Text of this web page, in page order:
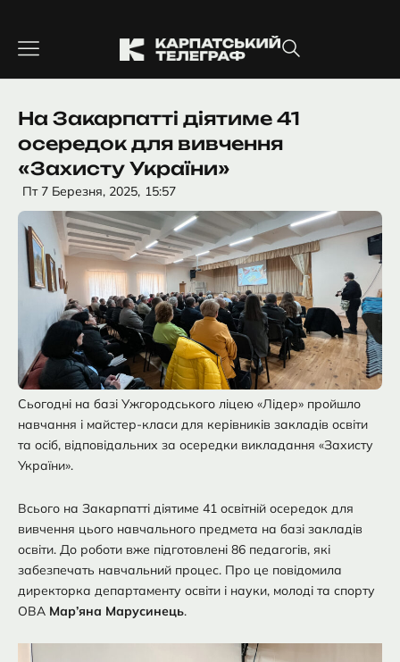
вмісту
На Закарпатті діятиме 41
осередок для вивчення
«Захисту України»
Пт 7 Березня, 2025, 15:57
Сьогодні на базі Ужгородського ліцею «Лідер» пройшло
навчання і майстер-класи для керівників закладів освіти
та осіб, відповідальних за осередки викладання «Захисту
України».
Всього на Закарпатті діятиме 41 освітній осередок для
вивчення цього навчального предмета на базі закладів
освіти. До роботи вже підготовлені 86 педагогів, які
забезпечать навчальний процес. Про це повідомила
директорка департаменту освіти і науки, молоді та спорту
ОВА Мар’яна Марусинець.